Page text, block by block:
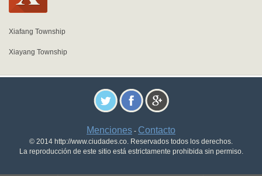
Xiafang Township
Xiayang Township
Menciones - Contacto
© 2014 http://www.ciudades.co. Reservados todos los derechos.
La reproducción de este sitio está estrictamente prohibida sin permiso.